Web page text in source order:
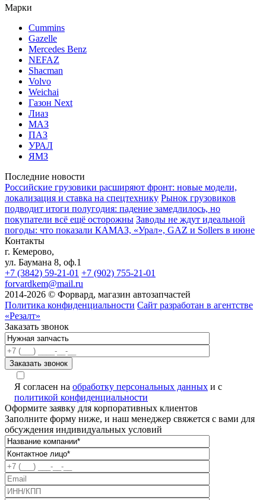
Марки
Cummins
Gazelle
Mercedes Benz
NEFAZ
Shacman
Volvo
Weichai
Газон Next
Лиаз
МАЗ
ПАЗ
УРАЛ
ЯМЗ
Последние новости
Российские грузовики расширяют фронт: новые модели,
локализация и ставка на спецтехнику Рынок грузовиков
подводит итоги полугодия: падение замедлилось, но
покупатели всё ещё осторожны Заводы не ждут идеальной
погоды: что показали КАМАЗ, «Урал», GAZ и Sollers в июне
Контакты
г. Кемерово,
ул. Баумана 8, оф.1
+7 (3842) 59-21-01 +7 (902) 755-21-01
forvardkem@mail.ru
2014-2026 © Форвард, магазин автозапчастей
Политика конфиденциальности Сайт разработан в агентстве
«Резалт»
Заказать звонок
Я согласен на обработку персональных данных и с
политикой конфиденциальности
Оформите заявку для корпоративных клиентов
Заполните форму ниже, и наш менеджер свяжется с вами для
обсуждения индивидуальных условий